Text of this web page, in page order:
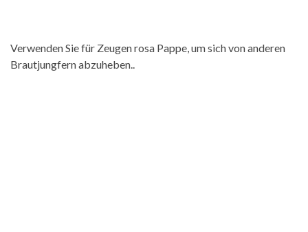
Verwenden Sie für Zeugen rosa Pappe, um sich von anderen
Brautjungfern abzuheben..